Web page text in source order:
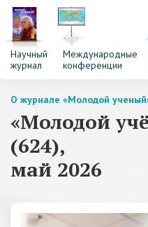
Научный
журнал
Международные
конференции
О журнале «Молодой
«Молодой
(624),
май 2026